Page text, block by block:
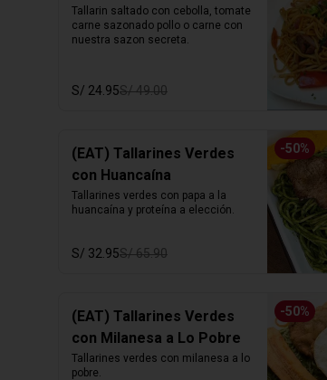
Tallarin saltado con cebolla, tomate
carne sazonado pollo o carne con
nuestra sazon secreta.
S/ 24.95S/ 49.00
-50%
(EAT) Tallarines Verdes
con Huancaína
Tallarines verdes con papa a la
huancaína y proteína a elección.
S/ 32.95S/ 65.90
-50%
(EAT) Tallarines Verdes
con Milanesa a Lo Pobre
Tallarines verdes con milanesa a lo
pobre.